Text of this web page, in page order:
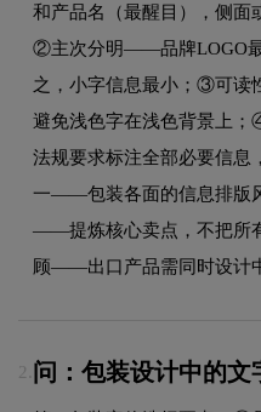
和产品名（最醒目），侧面
②主次分明——品牌LOGO
之，小字信息最小；③可读
避免浅色字在浅色背景上
法规要求标注全部必要信
一——包装各面的信息排版
——提炼核心卖点，不把所
顾——出口产品需同时设计
2. 问：包装设计中的文